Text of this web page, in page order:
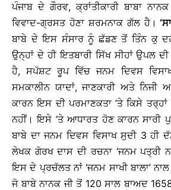
ਪੰਜਾਬ ਦੇ ਗੌਰਵ, ਕ੍ਰਾਂਤੀਕਾਰੀ ਬਾਬਾ
ਵਿਵਾਦ-ਗ੍ਰਸਤ ਹੋਣਾ ਸ਼ਰਮਨਾਕ ਗੱਲ ਹੈ।
ਬਾਬੇ ਦੇ ਇਸ ਸੰਸਾਰ ਨੂੰ ਛੱਡਣ ਤੋਂ ਤਿੰਨ ਕੁ
ਉਨ੍ਹਾਂ ਦੇ ਹੀ ਇਤਬਾਰੀ ਸਿੱਖ ਸੀਹਾਂ ਉਪਲ
ਹੈ, ਸਪੱਸ਼ਟ ਰੂਪ ਵਿੱਚ ਜਨਮ ਦਿਵਸ
ਸਮਕਾਲੀਨ ਯਾਦਾਂ, ਜਾਣਕਾਰੀ ਅਤੇ ਨਿਜੀ
ਕਾਰਨ ਇਸ ਦੀ ਪਰਮਾਣਕਤਾ ’ਤੇ ਕਿਸੇ
ਨਹੀਂ। ਇਸੇ ’ਤੇ ਆਧਾਰਤ ਹੋਣ ਕਾਰਨ ਸਾਰੀ
ਬਾਬੇ ਦਾ ਜਨਮ ਦਿਵਸ ਵਿਸਾਖ ਸੁਦੀ 3 ਹੀ
ਲੇਖਕ ਗੋਰਖ ਦਾਸ ਦੀ ਰਚਨਾ ‘ਜਨਮ ਪਤ੍ਰੀ
ਇਸ ਦੇ ਪ੍ਰਚੱਲਤ ਨਾਂ ‘ਜਨਮ ਸਾਖੀ ਬਾਲਾ’
ਜੋ ਬਾਬੇ ਨਾਨਕ ਜੀ ਤੋਂ 120 ਸਾਲ ਬਾਅਦ